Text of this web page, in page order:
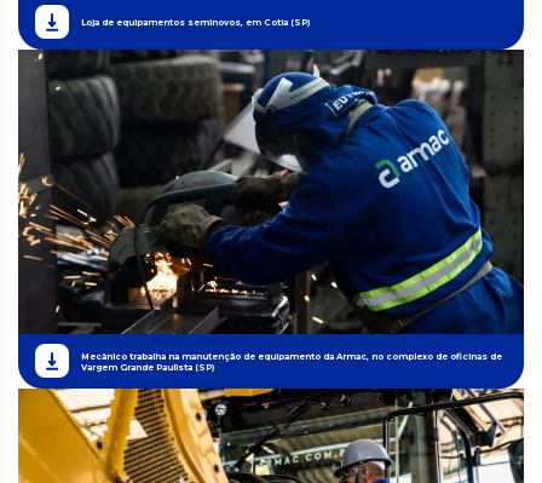
Loja de equipamentos seminovos, em Cotia (SP)
Mecânico trabalha na manutenção de equipamento da Armac, no complexo de oficinas de
Vargem Grande Paulista (SP)